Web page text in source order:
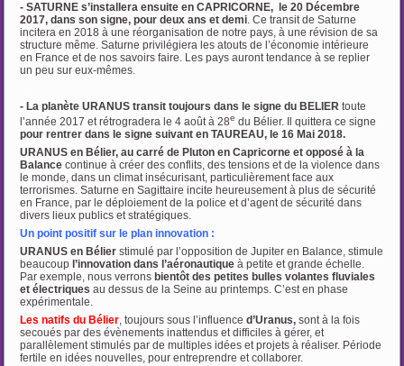
- SATURNE s’installera ensuite en CAPRICORNE, le 20 Décembre
2017, dans son signe, pour deux ans et demi. Ce transit de Saturne
incitera en 2018 à une réorganisation de notre pays, à une révision de sa
structure même. Saturne privilégiera les atouts de l’économie intérieure
en France et de nos savoirs faire. Les pays auront tendance à se replier
un peu sur eux-mêmes.
- La planète URANUS transit toujours dans le signe du BELIER toute
l’année 2017 et rétrogradera le 4 août à 28e du Bélier. Il quittera ce signe
pour rentrer dans le signe suivant en TAUREAU, le 16 Mai 2018.
URANUS en Bélier, au carré de Pluton en Capricorne et opposé à la
Balance continue à créer des conflits, des tensions et de la violence dans
le monde, dans un climat insécurisant, particulièrement face aux
terrorismes. Saturne en Sagittaire incite heureusement à plus de sécurité
en France, par le déploiement de la police et d’agent de sécurité dans
divers lieux publics et stratégiques.
Un point positifsur le plan innovation :
URANUS en Bélier stimulé par l’opposition de Jupiter en Balance, stimule
beaucoup l’innovation dans l’aéronautique à petite et grande échelle.
Par exemple, nous verrons bientôt des petites bulles volantes fluviales
et électriques au dessus de la Seine au printemps. C’est en phase
expérimentale.
Les natifs du Bélier, toujours sous l’influenced’Uranus, sont à la fois
secoués par des évènements inattendus et difficiles à gérer, et
parallèlement stimulés par de multiples idées et projets à réaliser. Période
fertile en idées nouvelles, pour entreprendre et collaborer.